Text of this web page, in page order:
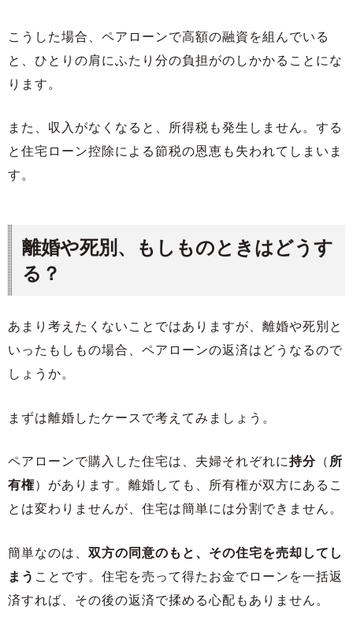
こうした場合、ペアローンで高額の融資を組んでいる
と、ひとりの肩にふたり分の負担がのしかかることにな
ります。
また、収入がなくなると、所得税も発生しません。する
と住宅ローン控除による節税の恩恵も失われてしまいま
す。
離婚や死別、もしものときはどうす
る？
あまり考えたくないことではありますが、離婚や死別と
いったもしもの場合、ペアローンの返済はどうなるので
しょうか。
まずは離婚したケースで考えてみましょう。
ペアローンで購入した住宅は、夫婦それぞれに持分 （ 所
有権）があります。離婚しても、所有権が双方にあるこ
とは変わりませんが、住宅は簡単には分割できません。
簡単なのは、 双方の同意のもと、その住宅を売却してし
まう ことです。住宅を売って得たお金でローンを一括返
済すれば、その後の返済で揉める心配もありません。